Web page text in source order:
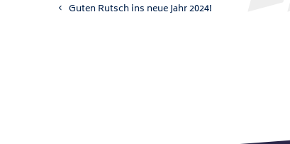
Guten Rutsch ins neue Jahr 2024!